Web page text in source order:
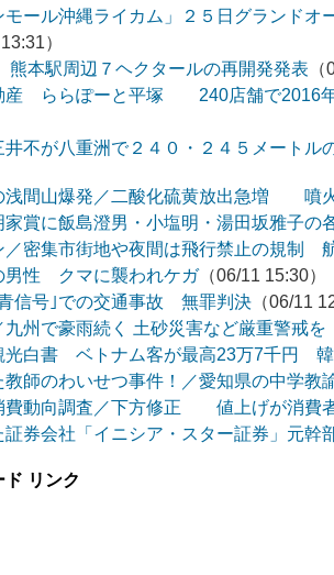
モール沖縄ライカム」２５日グランド
）
本駅周辺７ヘクタールの再開発発表
産 ららぽーと平塚 240店舗で2016年
井不が八重洲で２４０・２４５メートル
浅間山爆発／二酸化硫黄放出急増 噴
家賞に飯島澄男・小塩明・湯田坂雅子
／密集市街地や夜間は飛行禁止の規制
男性 クマに襲われケガ（06/11 15:30）
信号｣での交通事故 無罪判決 （06/11
九州で豪雨続く 土砂災害など厳重警戒を
光白書 ベトナム客が最高23万7千円
教師のわいせつ事件！／愛知県の中学教
費動向調査／下方修正 値上げが消費
証券会社「イニシア・スター証券」元
ド リンク